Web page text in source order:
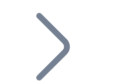
Bitnovo
dans votre entreprise et
votre écosystème.